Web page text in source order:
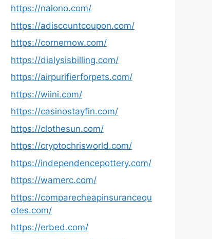
https://nalono.com/
https://adiscountcoupon.com/
https://cornernow.com/
https://dialysisbilling.com/
https://airpurifierforpets.com/
https://wiini.com/
https://casinostayfin.com/
https://clothesun.com/
https://cryptochrisworld.com/
https://independencepottery.com/
https://wamerc.com/
https://comparecheapinsurancequ
otes.com/
https://erbed.com/